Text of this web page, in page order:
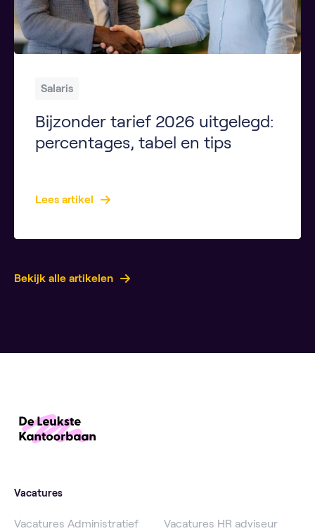
Salaris
Bijzonder tarief 2026 uitgelegd:
percentages, tabel en tips
Lees artikel
Bekijk alle artikelen
Vacatures
Vacatures Administratief
Vacatures HR adviseur